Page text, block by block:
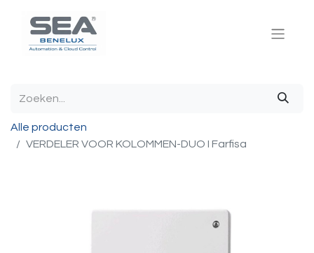
Alle producten
VERDELER VOOR KOLOMMEN-DUO I Farfisa